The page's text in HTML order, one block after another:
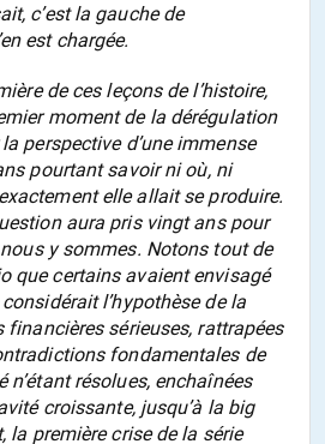
c’est la gauche de
est chargée.
de ces leçons de l’histoire,
moment de la dérégulation
perspective d’une immense
pourtant savoir ni où, ni
elle allait se produire.
aura pris vingt ans pour
y sommes. Notons tout de
que certains avaient envisagé
l’hypothèse de la
financières sérieuses, rattrapées
fondamentales de
résolues, enchaînées
croissante, jusqu’à la big
la première crise de la série